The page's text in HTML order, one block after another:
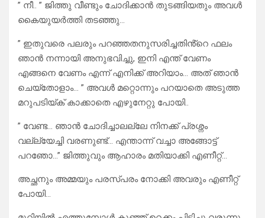
” നീ.. ” ജിത്തു വീണ്ടും ചോദിക്കാൻ തുടങ്ങിയതും അവൾ
കൈയുയർത്തി തടഞ്ഞു…
” ഇതുവരെ പലരും പറഞ്ഞതനുസരിച്ചതിൻ്റെ ഫലം
ഞാൻ നന്നായി അനുഭവിച്ചു, ഇനി എന്ത് വേണം
എങ്ങനെ വേണം എന്ന് എനിക്ക് അറിയാം… അത് ഞാൻ
ചെയ്തോളാം… ” അവൾ മറ്റൊന്നും പറയാതെ അടുത്ത
മറുപടിയ്ക് കാക്കാതെ എഴുനേറ്റു പോയി..
” വേണ്ട… ഞാൻ ചോദിച്ചാലല്ലേ നിനക്ക് പ്രശ്നം
വല്ല്യേച്ചി വരണുണ്ട്… എന്താന്ന് വച്ചാ അങ്ങോട്ട്
പറഞോ…” ജിത്തുവും ആഹാരം മതിയാക്കി എണീറ്റ്…
അച്ഛനും അമ്മയും പരസ്പരം നോക്കി അവരും എണീറ്റ്
പോയി…